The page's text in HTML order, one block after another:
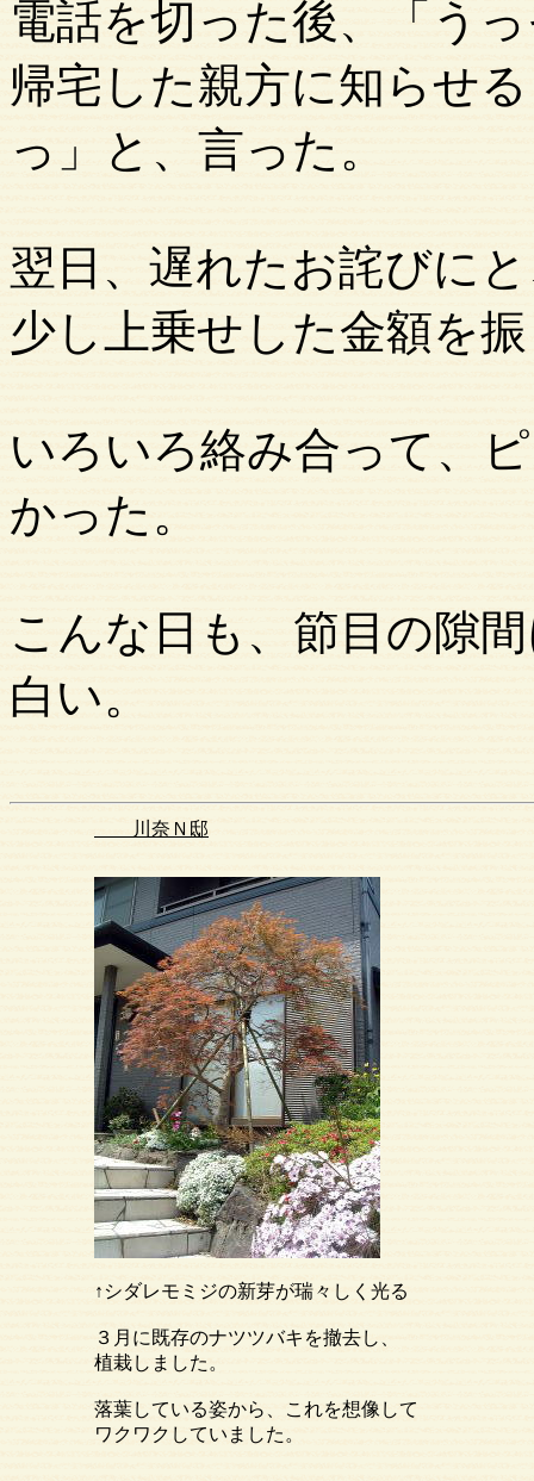
電話を切った後、「う
帰宅した親方に知らせ
っ」と、言った。
翌日、遅れたお詫びに
少し上乗せした金額を
いろいろ絡み合って、
かった。
こんな日も、節目の隙
白い。
川奈Ｎ邸
↑シダレモミジの新芽が瑞々しく光る
３月に既存のナツツバキを撤去し、
植栽しました。
落葉している姿から、これを想像して
ワクワクしていました。